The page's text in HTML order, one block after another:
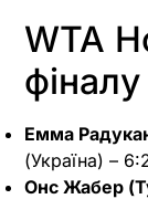
WTA
фіналу
Емма
(Україна) –
Онс Жабер